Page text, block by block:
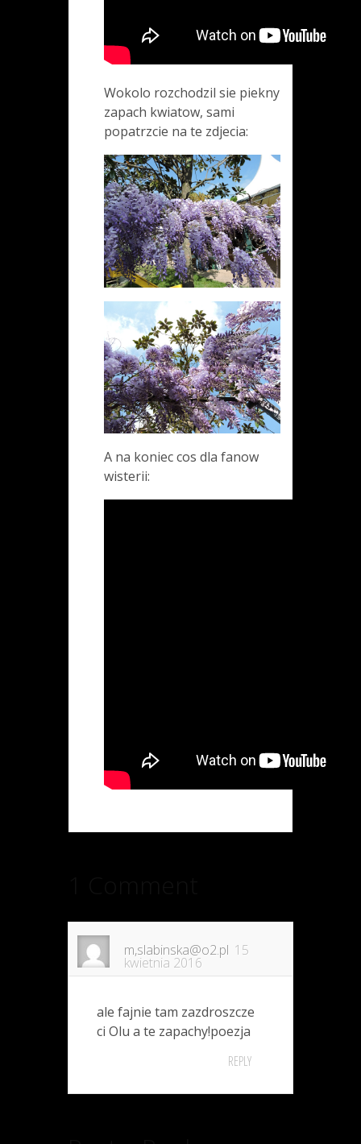
Wokolo rozchodzil sie piekny
zapach kwiatow, sami
popatrzcie na te zdjecia:
A na koniec cos dla fanow
wisterii:
m,slabinska@o2.pl 15
kwietnia 2016
ale fajnie tam zazdroszcze
ci Olu a te zapachy!poezja
REPLY